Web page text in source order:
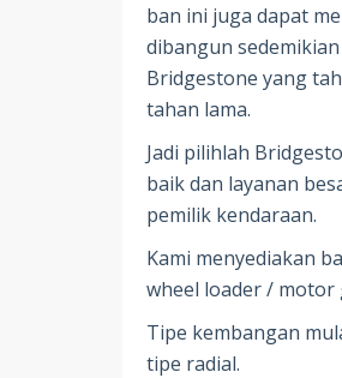
ban ini juga dapat
dibangun
Bridgestone yang
tahan lama.
Jadi pilihlah
baik dan layanan
pemilik kendaraan.
Kami menyediakan
wheel loader / motor
Tipe kembangan
tipe radial.